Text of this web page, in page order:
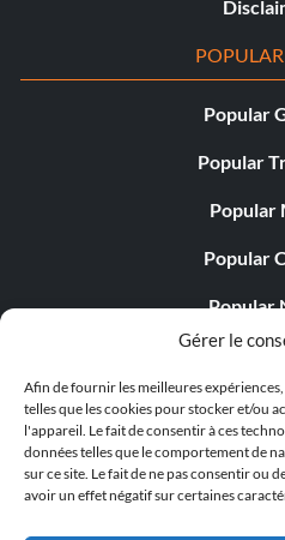
Gérer le
Afin de fournir les meilleures
telles que les cookies pour stocker et/ou
l'appareil. Le fait de consentir à ces
données telles que le comportement de
sur ce site. Le fait de ne pas consentir ou
avoir un effet négatif sur certaines
Popular
Popular
Popular
Popular
Popular
Popular
Popular
LATEST